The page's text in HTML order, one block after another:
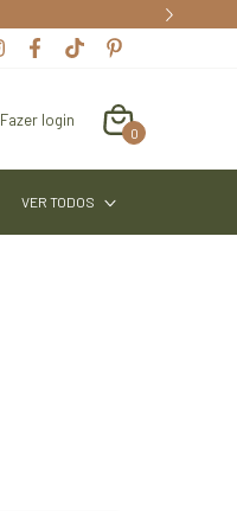
Fazer login
0
VER TODOS